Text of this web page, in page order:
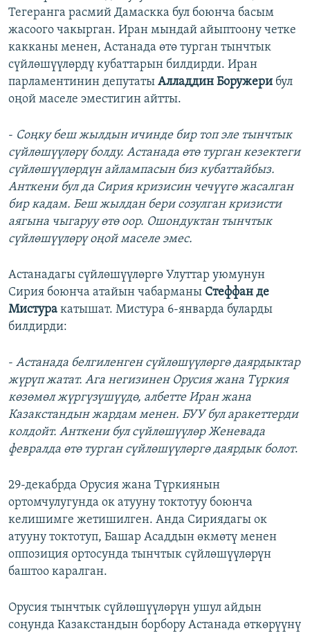
Тегеранга расмий Дамаскка бул боюнча басым
жасоого чакырган. Иран мындай айыптоону четке
какканы менен, Астанада өтө турган тынчтык
сүйлөшүүлөрдү кубаттарын билдирди. Иран
парламентинин депутаты Алладдин Боружери бул
оңой маселе эместигин айтты.
- Соңку беш жылдын ичинде бир топ эле тынчтык
сүйлөшүүлөрү болду. Астанада өтө турган кезектеги
сүйлөшүүлөрдүн айлампасын биз кубаттайбыз.
Анткени бул да Сирия кризисин чечүүгө жасалган
бир кадам. Беш жылдан бери созулган кризисти
аягына чыгаруу өтө оор. Ошондуктан тынчтык
сүйлөшүүлөрү оңой маселе эмес.
Астанадагы сүйлөшүүлөргө Улуттар уюмунун
Сирия боюнча атайын чабарманы Стеффан де
Мистура катышат. Мистура 6-январда буларды
билдирди:
- Астанада белгиленген сүйлөшүүлөргө даярдыктар
жүрүп жатат. Ага негизинен Орусия жана Түркия
көзөмөл жүргүзүшүүдө, албетте Иран жана
Казакстандын жардам менен. БУУ бул аракеттерди
колдойт. Анткени бул сүйлөшүүлөр Женевада
февралда өтө турган сүйлөшүүлөргө даярдык болот.
29-декабрда Орусия жана Түркиянын
ортомчулугунда ок атууну токтотуу боюнча
келишимге жетишилген. Анда Сириядагы ок
атууну токтотуп, Башар Асаддын өкмөтү менен
оппозиция ортосунда тынчтык сүйлөшүүлөрүн
баштоо каралган.
Орусия тынчтык сүйлөшүүлөрүн ушул айдын
соңунда Казакстандын борбору Астанада өткөрүүнү